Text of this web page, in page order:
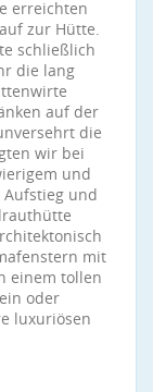
erreichten
zur Hütte.
schließlich
die lang
auf der
die
wir bei
und
und
mit
einem tollen
oder
luxuriösen